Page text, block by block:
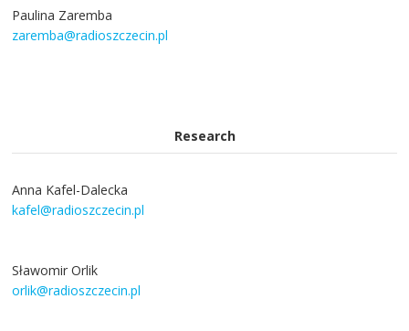
Paulina Zaremba
zaremba@radioszczecin.pl
Research
Anna Kafel-Dalecka
kafel@radioszczecin.pl
Sławomir Orlik
orlik@radioszczecin.pl